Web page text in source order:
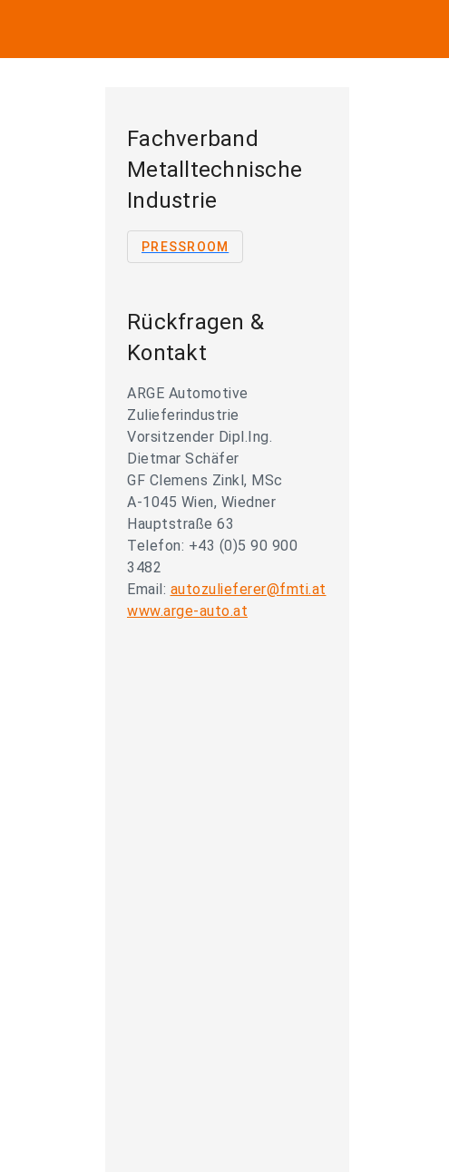
Fachverband
Metalltechnische
Industrie
PRESSROOM
Rückfragen &
Kontakt
ARGE Automotive
Zulieferindustrie
Vorsitzender Dipl.Ing.
Dietmar Schäfer
GF Clemens Zinkl, MSc
A-1045 Wien, Wiedner
Hauptstraße 63
Telefon: +43 (0)5 90 900
3482
Email: autozulieferer@fmti.at
www.arge-auto.at